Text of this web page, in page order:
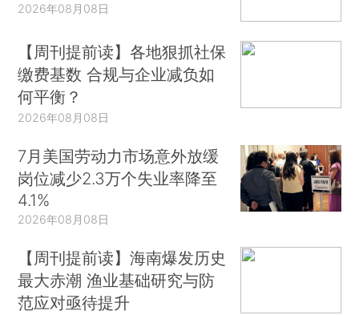
2026年08月08日
【周刊提前读】各地狠抓社保
缴费基数 合规与企业减负如
何平衡？
2026年08月08日
7月美国劳动力市场意外放缓
岗位减少2.3万个失业率降至
4.1%
2026年08月08日
【周刊提前读】海南爆发历史
最大赤潮 渔业基础研究与防
范应对亟待提升